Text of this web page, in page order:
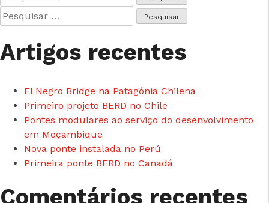
por:
Pesquisar
por:
Artigos recentes
El Negro Bridge na Patagónia Chilena
Primeiro projeto BERD no Chile
Pontes modulares ao serviço do desenvolvimento
em Moçambique
Nova ponte instalada no Perú
Primeira ponte BERD no Canadá
Comentários recentes